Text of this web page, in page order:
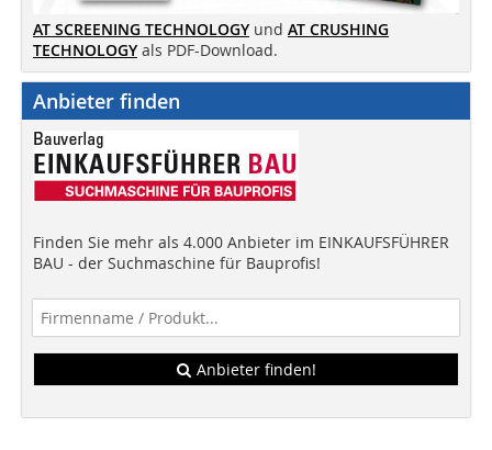
AT SCREENING TECHNOLOGY und AT CRUSHING
TECHNOLOGY als PDF-Download.
Anbieter finden
Finden Sie mehr als 4.000 Anbieter im EINKAUFSFÜHRER
BAU - der Suchmaschine für Bauprofis!
Anbieter finden!